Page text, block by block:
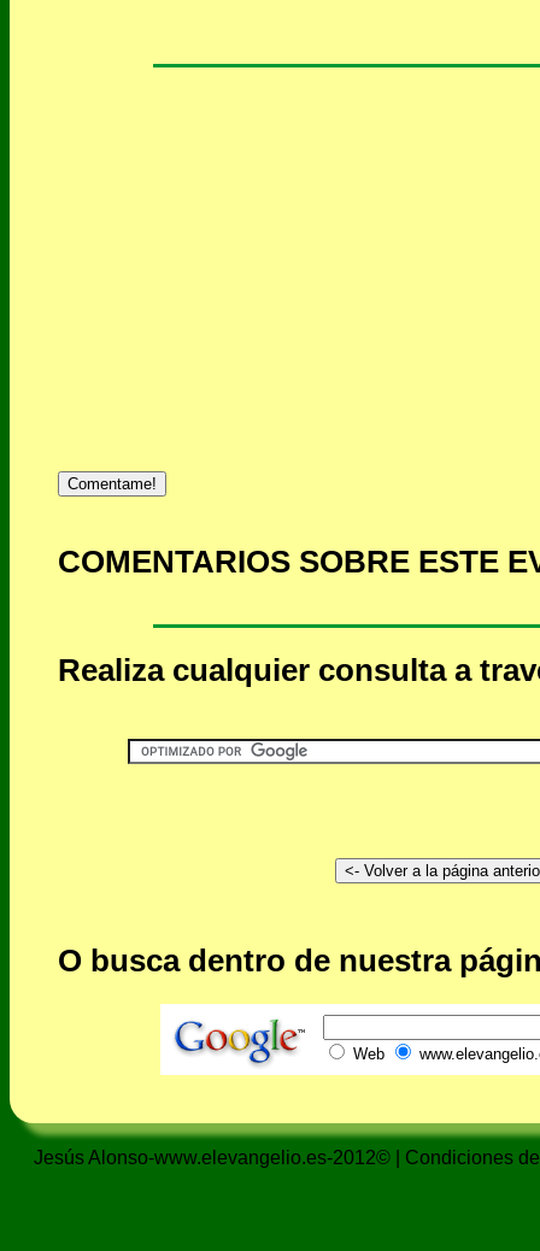
Comentame!
COMENTARIOS SOBRE ESTE
Realiza cualquier consulta a
O busca dentro de nuestra
Web
Jesús Alonso-www.elevangelio.es-2012© | Condiciones